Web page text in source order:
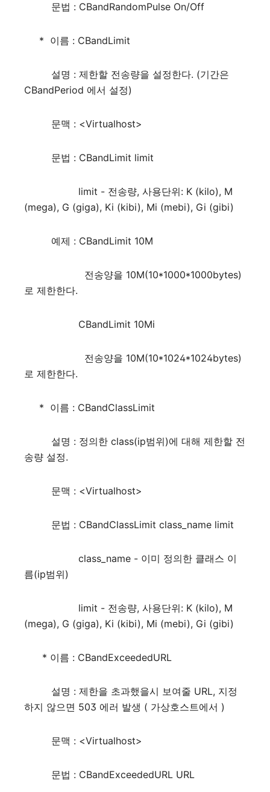
문법 : CBandRandomPulse On/Off
* 이름 : CBandLimit
설명 : 제한할 전송량을 설정한다. (기간은
CBandPeriod 에서 설정)
문맥 : <Virtualhost>
문법 : CBandLimit limit
limit - 전송량, 사용단위: K (kilo), M
(mega), G (giga), Ki (kibi), Mi (mebi), Gi (gibi)
예제 : CBandLimit 10M
전송양을 10M(10*1000*1000bytes)
로 제한한다.
CBandLimit 10Mi
전송양을 10M(10*1024*1024bytes)
로 제한한다.
* 이름 : CBandClassLimit
설명 : 정의한 class(ip범위)에 대해 제한할 전
송량 설정.
문맥 : <Virtualhost>
문법 : CBandClassLimit class_name limit
class_name - 이미 정의한 클래스 이
름(ip범위)
limit - 전송량, 사용단위: K (kilo), M
(mega), G (giga), Ki (kibi), Mi (mebi), Gi (gibi)
* 이름 : CBandExceededURL
설명 : 제한을 초과했을시 보여줄 URL, 지정
하지 않으면 503 에러 발생 ( 가상호스트에서 )
문맥 : <Virtualhost>
문법 : CBandExceededURL URL